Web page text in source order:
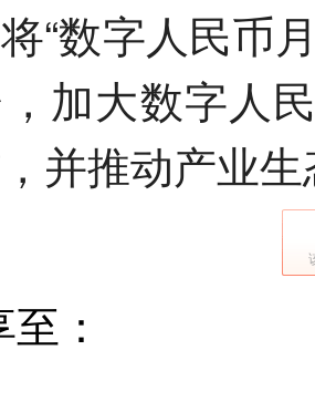
“数字人民币
加大数字人
并推动产业
：